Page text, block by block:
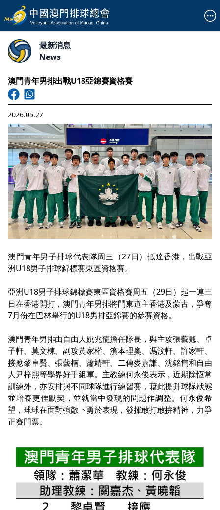
最新消息
News
澳門青年男排出戰U18亞錦賽資格賽
2026.05.27
澳門青年男子排球代表隊周三（27日）抵達香港，出戰亞
洲U18男子排球錦標賽東區資格賽。
亞洲U18男子排球錦標賽東區資格賽周五（29日）起一連三
日在香港開打，澳門青年男排將鬥東道主香港及蒙古，爭奪
7月份在巴林舉行的U18男排亞錦賽的參賽資格。
澳門青年男排由自由人姚兆龍擔任隊長，與主攻張藝翹、卓
子軒、莫文棟、副攻黃家權、濱本理奧、馮汶軒、許家軒、
接應黎卓賢、張藝楠、蕭靖軒、二傳麥嘉謙、沈銘雋和自由
人尹梓熙等學界好手組軍。主教練何永俊表示，近期除恆常
訓練外，亦安排與不同球隊進行練習賽，藉此提升球隊狀態
並培養更佳默契，並就當中發現的問題作調整。何永俊希
望，球球在面對強敵下勇於表現，發揮敢打敢拚精神，力爭
正賽門票。